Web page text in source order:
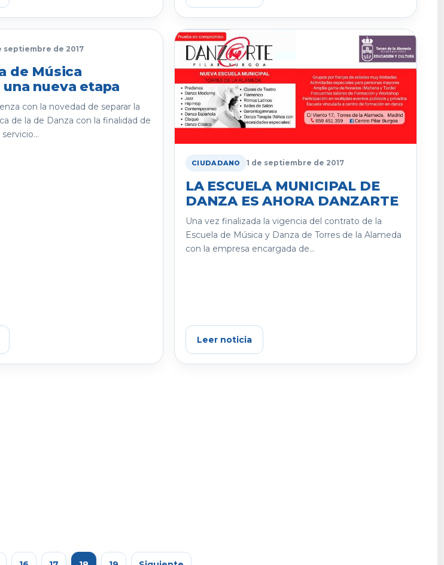
septiembre de 2017
de Música
nueva etapa
con la novedad de separar la
de la de Danza con la finalidad de
CIUDADANO 1 de septiembre de 2017
LA ESCUELA MUNICIPAL DE
DANZA ES AHORA DANZARTE
Una vez finalizada la vigencia del contrato de la
Escuela de Música y Danza de Torres de la Alameda
con la empresa encargada de...
Leer noticia